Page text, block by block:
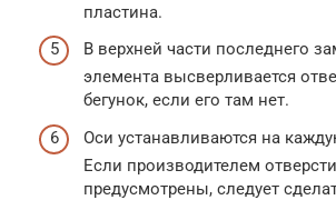
пластина.
В верхней части последнего
элемента высверливается
бегунок, если его там нет.
Оси устанавливаются на
Если производителем
предусмотрены, следует